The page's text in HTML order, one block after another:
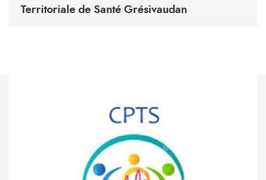
Territoriale de Santé Grésivaudan